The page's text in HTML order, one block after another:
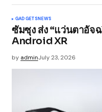
GADGETSNEWS
ซัมซุง ส่ง “แว่นตาอัจ
Android XR
by adminJuly 23, 2026